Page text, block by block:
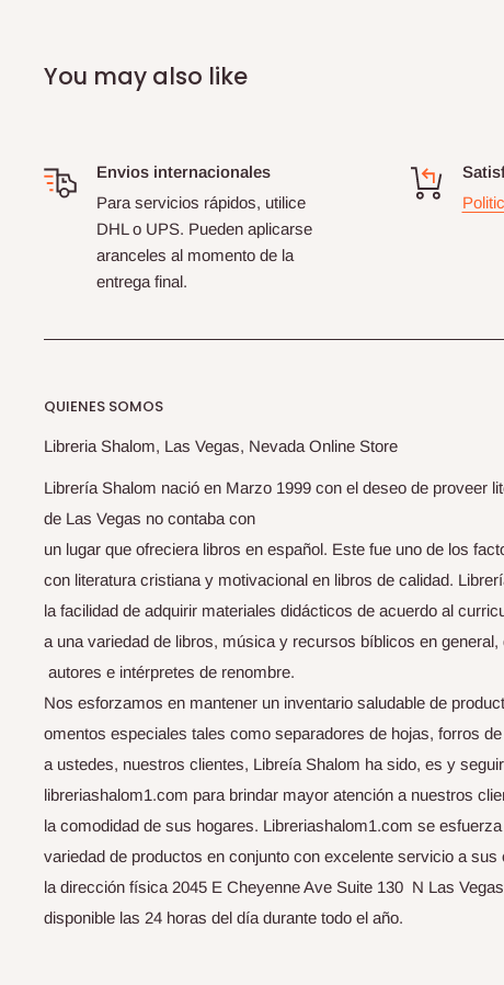
You may also like
Envios internacionales
Para servicios rápidos, utilice
DHL o UPS. Pueden aplicarse
aranceles al momento de la
entrega final.
QUIENES SOMOS
Libreria Shalom, Las Vegas, Nevada Online Store
Librería Shalom nació en Marzo 1999 con el deseo de proveer
de Las Vegas no contaba con
un lugar que ofreciera libros en español. Este fue uno de los
con literatura cristiana y motivacional en libros de calidad.
la facilidad de adquirir materiales didácticos de acuerdo al
a una variedad de libros, música y recursos bíblicos en
autores e intérpretes de renombre.
Nos esforzamos en mantener un inventario saludable de
omentos especiales tales como separadores de hojas, forros
a ustedes, nuestros clientes, Libreía Shalom ha sido, es y
libreriashalom1.com para brindar mayor atención a nuestros
la comodidad de sus hogares. Libreriashalom1.com se
variedad de productos en conjunto con excelente servicio a
la dirección física 2045 E Cheyenne Ave Suite 130 N Las
disponible las 24 horas del día durante todo el año.